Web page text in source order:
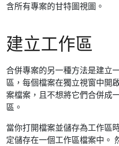
含所有專案的甘特圖視圖。
建立工作區
合併專案的另一種方法是建立
區，每個檔案在獨立視窗中開
案檔案，且不想將它們合併成
區。
當你打開檔案並儲存為工作區
定儲存在一個工作區檔案中。